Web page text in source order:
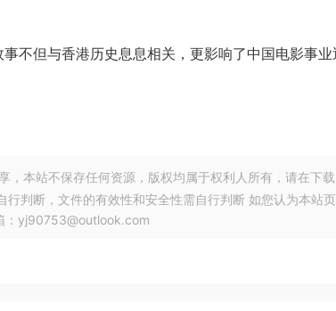
不但与香港历史息息相关，更影响了中国电影事业
本站不保存任何资源，版权均属于权利人所有，请在下载
判断，文件的有效性和安全性需自行判断 如您认为本站页
：yj90753@outlook.com